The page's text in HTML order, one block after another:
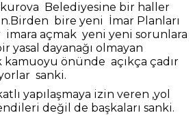
Belediyesine bir haller
bire yeni İmar Planları
imara açmak yeni yeni sorunlara
yasal dayanağı olmayan
önünde açıkça çadır
sanki.
yapılaşmaya izin veren ,yol
değil de başkaları sanki.